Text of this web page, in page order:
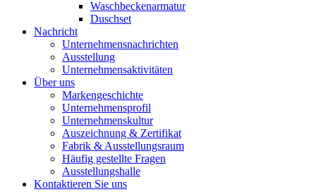
Waschbeckenarmatur
Duschset
Nachricht
Unternehmensnachrichten
Ausstellung
Unternehmensaktivitäten
Über uns
Markengeschichte
Unternehmensprofil
Unternehmenskultur
Auszeichnung & Zertifikat
Fabrik & Ausstellungsraum
Häufig gestellte Fragen
Ausstellungshalle
Kontaktieren Sie uns